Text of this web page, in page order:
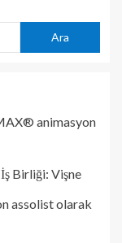
Ara
animasyon
Birliği: Vişne
assolist olarak